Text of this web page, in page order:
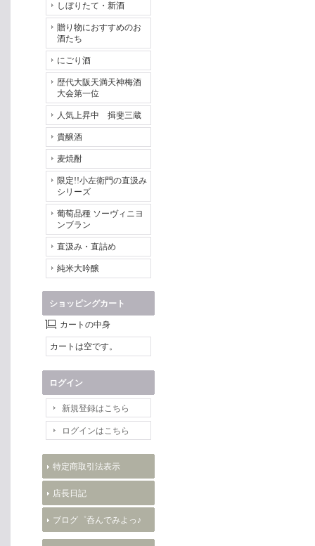
しぼりたて・新酒
贈り物におすすめのお
酒たち
にごり酒
歴代大阪天満天神梅酒
大会第一位
人気上昇中 揖斐三蔵
貴醸酒
麦焼酎
限定!!小左衛門の直汲み
シリーズ
葡萄品種 ソーヴィニヨ
ンブラン
直汲み・直詰め
純米大吟醸
ショッピングカート
カートの中身
カートは空です。
ログイン
新規登録はこちら
ログインはこちら
特定商取引法表示
店長日記
ブログ゜呑んでみよっ♪